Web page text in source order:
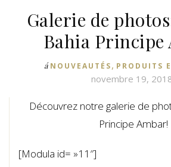
Galerie de
Bahia Principe
á NOUVEAUTÉS, PRODUITS
novembre 19,
Découvrez notre galerie de
Principe Ambar!
[Modula id= »11″]